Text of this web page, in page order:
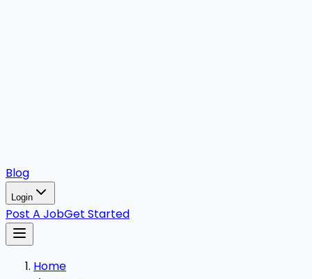
Blog
Login
Post A JobGet Started
Home